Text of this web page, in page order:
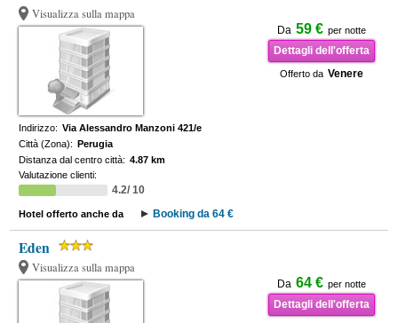
Visualizza sulla mappa
Da 59 € per notte
Dettagli dell'offerta
Offerto da Venere
Indirizzo: Via Alessandro Manzoni 421/e
Città (Zona): Perugia
Distanza dal centro città: 4.87 km
Valutazione clienti:
4.2/ 10
Hotel offerto anche da Booking da 64 €
Eden
Visualizza sulla mappa
Da 64 € per notte
Dettagli dell'offerta